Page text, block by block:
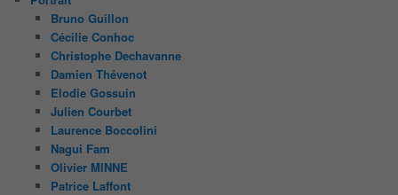
Bruno Guillon
Cécilie Conhoc
Christophe Dechavanne
Damien Thévenot
Elodie Gossuin
Julien Courbet
Laurence Boccolini
Nagui Fam
Olivier MINNE
Patrice Laffont